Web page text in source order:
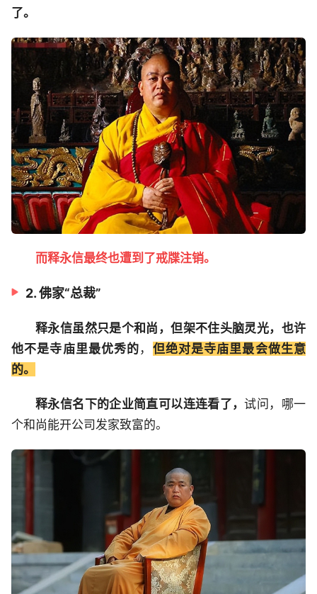
了。
而释永信最终也遭到了戒牒注销。
2. 佛家“总裁”
释永信虽然只是个和尚，但架不住头脑灵光，也许
他不是寺庙里最优秀的 ， 但绝对是寺庙里最会做生意
的。
释永信名下的企业简直可以连连看了，试问，哪一
个和尚能开公司发家致富的。